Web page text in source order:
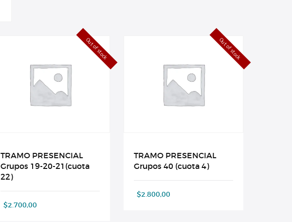
Out of stock
TRAMO PRESENCIAL
Grupos 19-20-21(cuota
22)
$2.700,00
Out of stock
TRAMO PRESENCIAL
Grupos 40 (cuota 4)
$2.800,00